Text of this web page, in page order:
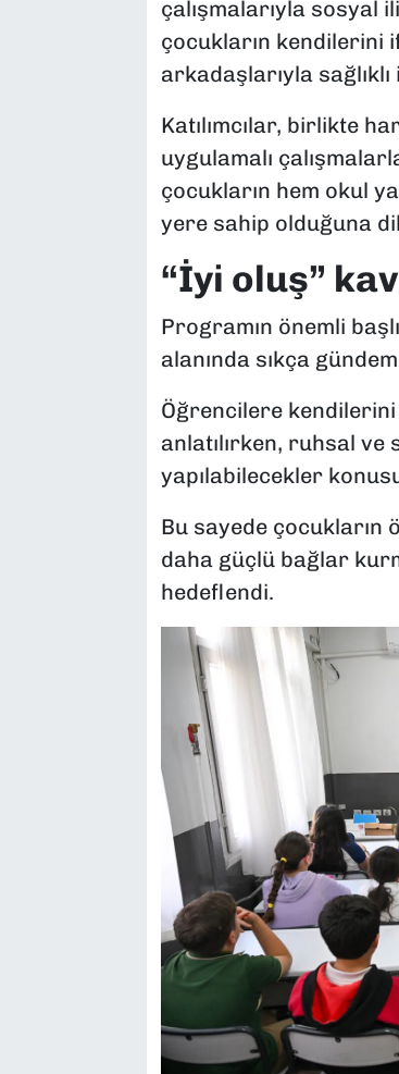
çalışmalarıyla sosyal
çocukların kendilerini
arkadaşlarıyla
Katılımcılar, birlikte
uygulamalı
çocukların hem okul
yere sahip olduğuna
“İyi oluş”
Programın önemli
alanında sıkça
Öğrencilere
anlatılırken, ruhsal
yapılabilecekler
Bu sayede çocukların
daha güçlü bağlar
hedeflendi.